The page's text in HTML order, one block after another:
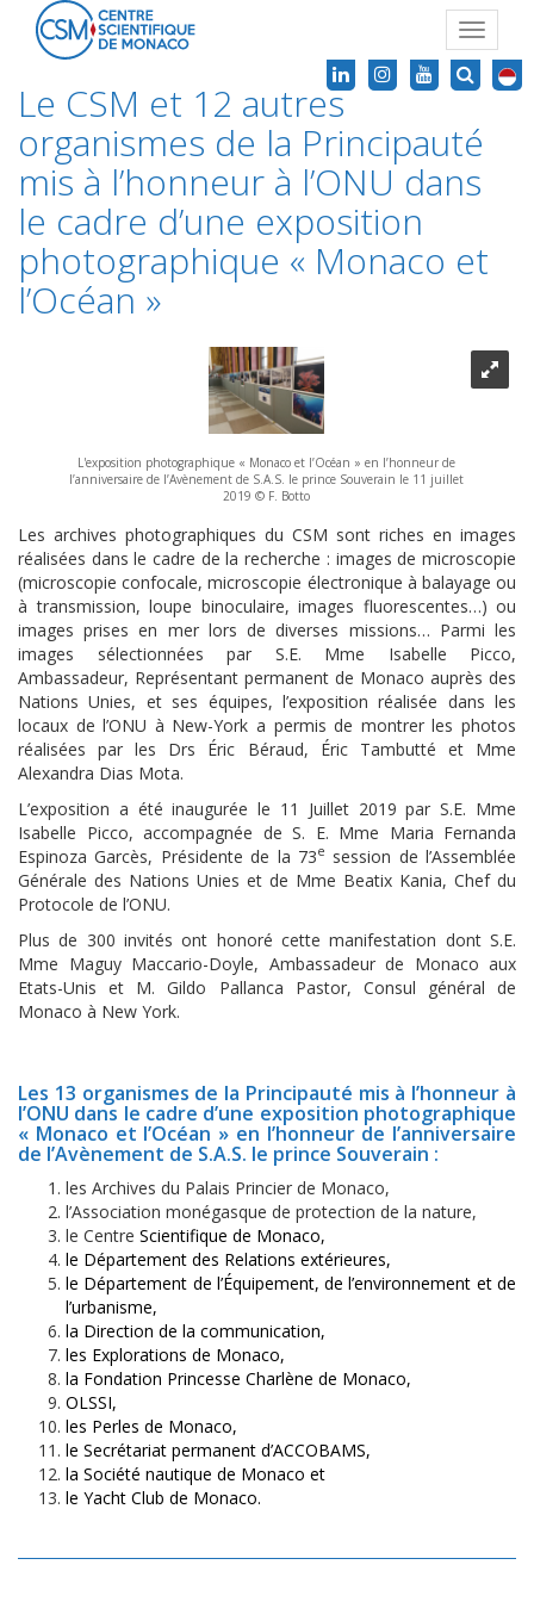
Toggle
Le CSM et 12 autres
organismes de la Principauté
mis à l’honneur à l’ONU dans
le cadre d’une exposition
photographique « Monaco et
l’Océan »
L'exposition photographique « Monaco et l’Océan » en l’honneur de
l’anniversaire de l’Avènement de S.A.S. le prince Souverain le 11 juillet
2019 © F. Botto
Les archives photographiques du CSM sont riches en images
réalisées dans le cadre de la recherche : images de microscopie
(microscopie confocale, microscopie électronique à balayage ou
à transmission, loupe binoculaire, images fluorescentes…) ou
images prises en mer lors de diverses missions… Parmi les
images sélectionnées par S.E. Mme Isabelle Picco,
Ambassadeur, Représentant permanent de Monaco auprès des
Nations Unies, et ses équipes, l’exposition réalisée dans les
locaux de l’ONU à New-York a permis de montrer les photos
réalisées par les Drs Éric Béraud, Éric Tambutté et Mme
Alexandra Dias Mota.
L’exposition a été inaugurée le 11 Juillet 2019 par S.E. Mme
Isabelle Picco, accompagnée de S. E. Mme Maria Fernanda
Espinoza Garcès, Présidente de la 73e session de l’Assemblée
Générale des Nations Unies et de Mme Beatix Kania, Chef du
Protocole de l’ONU.
Plus de 300 invités ont honoré cette manifestation dont S.E.
Mme Maguy Maccario-Doyle, Ambassadeur de Monaco aux
Etats-Unis et M. Gildo Pallanca Pastor, Consul général de
Monaco à New York.
Les 13 organismes de la Principauté mis à l’honneur à
l’ONU dans le cadre d’une exposition photographique
« Monaco et l’Océan » en l’honneur de l’anniversaire
de l’Avènement de S.A.S. le prince Souverain :
les Archives du Palais Princier de Monaco,
l’Association monégasque de protection de la nature,
le Centre Scientifique de Monaco,
le Département des Relations extérieures,
le Département de l’Équipement, de l’environnement et de
l’urbanisme,
la Direction de la communication,
les Explorations de Monaco,
la Fondation Princesse Charlène de Monaco,
OLSSI,
les Perles de Monaco,
le Secrétariat permanent d’ACCOBAMS,
la Société nautique de Monaco et
le Yacht Club de Monaco.